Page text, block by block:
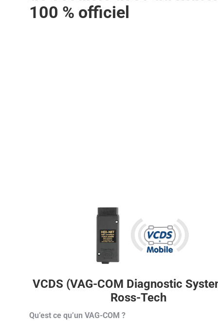
100 % officiel
VCDS (VAG-COM Diagnostic
Ross-Tech
Qu’est ce qu’un VAG-COM ?